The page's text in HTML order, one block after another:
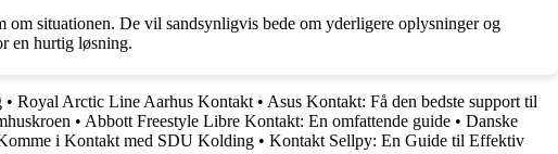
situationen. De vil sandsynligvis bede om yderligere oplysninger og
en hurtig løsning.
• Royal Arctic Line Aarhus Kontakt • Asus Kontakt: Få den bedste support til
• Abbott Freestyle Libre Kontakt: En omfattende guide • Danske
i Kontakt med SDU Kolding • Kontakt Sellpy: En Guide til Effektiv